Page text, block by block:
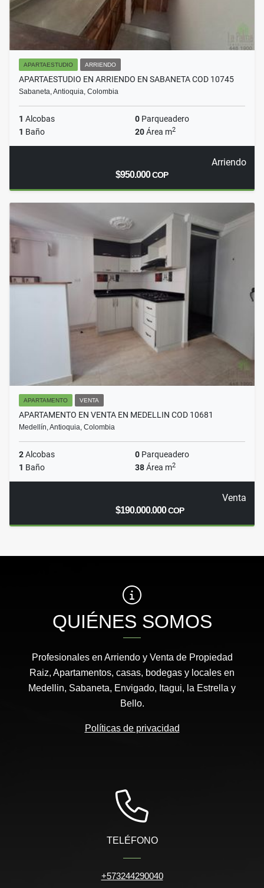
APARTAESTUDIO ARRIENDO
APARTAESTUDIO EN ARRIENDO EN SABANETA COD 10745
Sabaneta, Antioquia, Colombia
1 Alcobas 0 Parqueadero
1 Baño 20Área m2
Arriendo
$950.000COP
APARTAMENTO VENTA
APARTAMENTO EN VENTA EN MEDELLIN COD 10681
Medellín, Antioquia, Colombia
2Alcobas 0 Parqueadero
1 Baño 38Área m2
Venta
$190.000.000COP
QUIÉNES SOMOS
Profesionales en Arriendo y Venta de Propiedad
Raiz, Apartamentos, casas, bodegas y locales en
Medellin, Sabaneta, Envigado, Itagui, la Estrella y
Bello.
Políticas de privacidad
TELÉFONO
+573244290040